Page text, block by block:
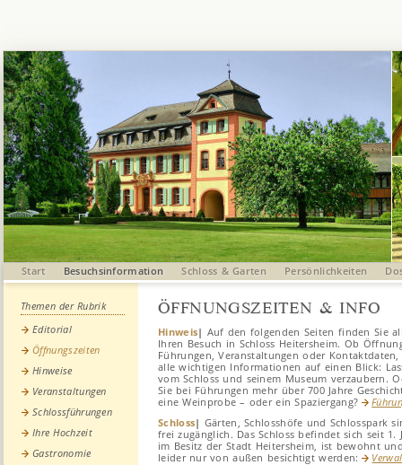
Start Besuchsinformation Schloss & Garten Persönlichkeiten
Themen der Rubrik
Editorial
Öffnungszeiten
Hinweise
Veranstaltungen
Schlossführungen
Ihre Hochzeit
Gastronomie
ÖFFNUNGSZEITEN & INFO
Hinweis| Auf den folgenden Seiten finden Sie
Ihren Besuch in Schloss Heitersheim. Ob
Führungen, Veranstaltungen oder
alle wichtigen Informationen auf einen Blick:
vom Schloss und seinem Museum verzaubern.
Sie bei Führungen mehr über 700 Jahre
eine Weinprobe – oder ein Spaziergang?
Schloss| Gärten, Schlosshöfe und Schlosspark
frei zugänglich. Das Schloss befindet sich seit 1.
im Besitz der Stadt Heitersheim, ist bewohnt
leider nur von außen besichtigt werden: